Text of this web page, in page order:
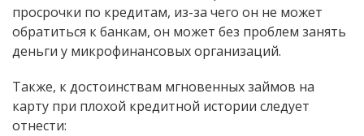
просрочки по кредитам, из-за чего он не может
обратиться к банкам, он может без проблем занять
деньги у микрофинансовых организаций.
Также, к достоинствам мгновенных займов на
карту при плохой кредитной истории следует
отнести: